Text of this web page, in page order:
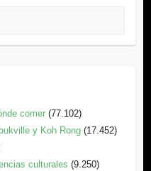
comer (77.102)
y Koh Rong (17.452)
culturales (9.250)